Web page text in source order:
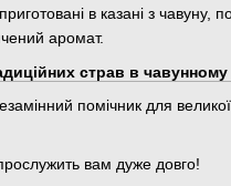
в казані з чавуну,
аромат.
страв в чавунному
помічник для великої
вам дуже довго!